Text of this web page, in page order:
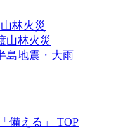
林火災
山林火災
島地震・大雨
備える」 TOP